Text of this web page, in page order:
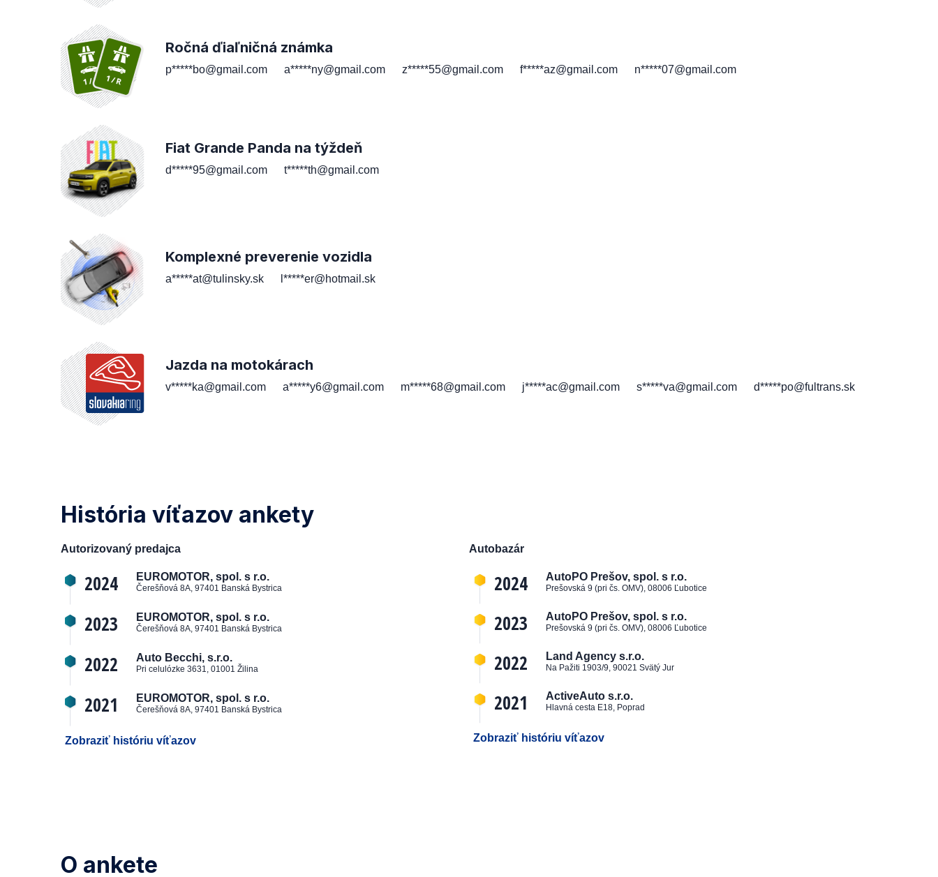
Ročná ďiaľničná známka
p*****bo@gmail.com a*****ny@gmail.com z*****55@gmail.com f*****az@gmail.com n*****07@gmail.com
Fiat Grande Panda na týždeň
d*****95@gmail.com t*****th@gmail.com
Komplexné preverenie vozidla
a*****at@tulinsky.sk l*****er@hotmail.sk
Jazda na motokárach
v*****ka@gmail.com a*****y6@gmail.com m*****68@gmail.com j*****ac@gmail.com s*****va@gmail.com d*****po@fultrans.sk
História víťazov ankety
Autorizovaný predajca
2024 EUROMOTOR, spol. s r.o.
Čerešňová 8A, 97401 Banská Bystrica
2023 EUROMOTOR, spol. s r.o.
Čerešňová 8A, 97401 Banská Bystrica
2022 Auto Becchi, s.r.o.
Pri celulózke 3631, 01001 Žilina
2021 EUROMOTOR, spol. s r.o.
Čerešňová 8A, 97401 Banská Bystrica
Zobraziť históriu víťazov
Autobazár
2024 AutoPO Prešov, spol. s r.o.
Prešovská 9 (pri čs. OMV), 08006 Ľubotice
2023 AutoPO Prešov, spol. s r.o.
Prešovská 9 (pri čs. OMV), 08006 Ľubotice
2022 Land Agency s.r.o.
Na Pažiti 1903/9, 90021 Svätý Jur
2021 ActiveAuto s.r.o.
Hlavná cesta E18, Poprad
Zobraziť históriu víťazov
O ankete